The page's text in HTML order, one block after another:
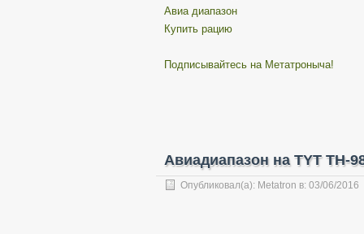
Авиа диапазон
Купить рацию
Подписывайтесь на Метатроныча!
Авиадиапазон на TYT
Опубликовал(а): Metatron в: 03/06/2016